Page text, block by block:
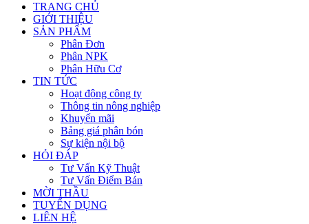
TRANG CHỦ
GIỚI THIỆU
SẢN PHẨM
Phân Đơn
Phân NPK
Phân Hữu Cơ
TIN TỨC
Hoạt động công ty
Thông tin nông nghiệp
Khuyến mãi
Bảng giá phân bón
Sự kiện nội bộ
HỎI ĐÁP
Tư Vấn Kỹ Thuật
Tư Vấn Điểm Bán
MỜI THẦU
TUYỂN DỤNG
LIÊN HỆ